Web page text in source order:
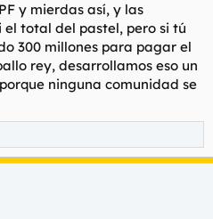
y mierdas así, y las
total del pastel, pero si tú
300 millones para pagar el
rey, desarrollamos eso un
ninguna comunidad se